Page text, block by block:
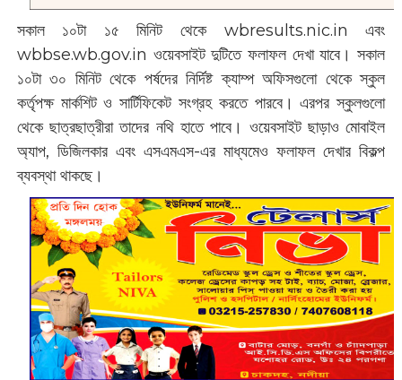
সকাল ১০টা ১৫ মিনিট থেকে wbresults.nic.in এবং
wbbse.wb.gov.in ওয়েবসাইট দুটিতে ফলাফল দেখা যাবে। সকাল
১০টা ৩০ মিনিট থেকে পর্ষদের নির্দিষ্ট ক্যাম্প অফিসগুলো থেকে স্কুল
কর্তৃপক্ষ মার্কশিট ও সার্টিফিকেট সংগ্রহ করতে পারবে। এরপর স্কুলগুলো
থেকে ছাত্রছাত্রীরা তাদের নথি হাতে পাবে। ওয়েবসাইট ছাড়াও মোবাইল
অ্যাপ, ডিজিলকার এবং এসএমএস-এর মাধ্যমেও ফলাফল দেখার বিকল্প
ব্যবস্থা থাকছে।